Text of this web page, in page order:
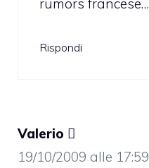
rumors francese…
Rispondi
Valerio 
19/10/2009 alle 17:59